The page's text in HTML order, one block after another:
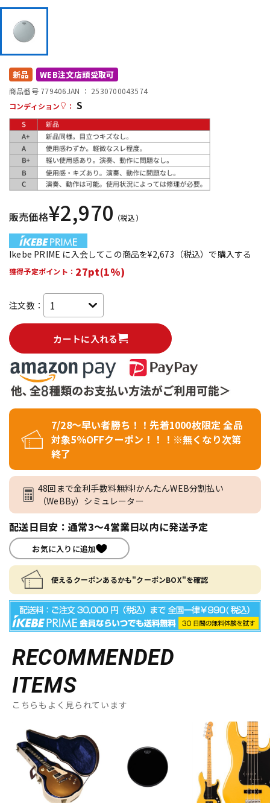
配信/ライブ機器
中古 ヴィンテージ
新品 WEB注文店頭受取可
商品番号 779406JAN ： 2530700043574
コンディション
： S
販売価格¥2,970 （税込）
Ikebe PRIME に入会してこの商品を¥2,673（税込）で購入する
獲得予定ポイント： 27pt(1%)
注文数：
カートに入れる
7/28～早い者勝ち！！先着1000枚限定 全品
対象5％OFFクーポン！！！※無くなり次第
終了
48回まで金利手数料無料!かんたんWEB分割払い
（WeBBy）シミュレーター
配送日目安：通常3～4営業日以内に発送予定
お気に入りに追加
使えるクーポンあるかも"クーポンBOX"を確認
RECOMMENDED
ITEMS
こちらもよく見られています